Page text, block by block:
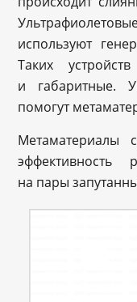
используют
Таких
и габаритные.
помогут
Метаматериалы
эффективность
на пары